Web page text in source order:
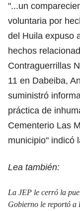
"...un
voluntaria por
del Huila expuso
hechos
Contraguerrillas
11 en Dabeiba,
suministró
práctica de
Cementerio Las
municipio" indicó
Lea también:
La JEP le cerró la
Gobierno le reportó a